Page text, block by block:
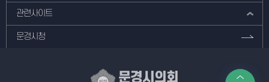
관련사이트
문경시청
문경시의회